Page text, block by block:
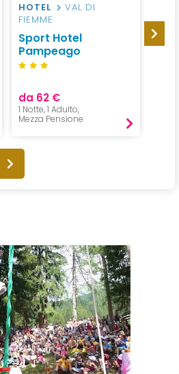
HOTEL
VAL DI
FIEMME
Sport Hotel
Pampeago
da 62 €
1 Notte, 1 Adulto,
Mezza Pensione
1